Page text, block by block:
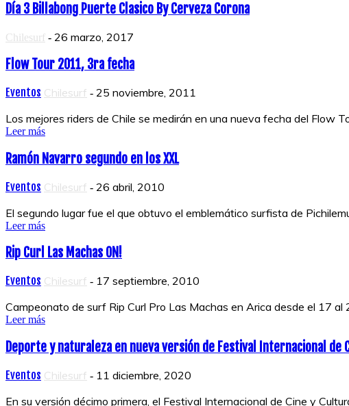
Día 3 Billabong Puerte Clasico By Cerveza Corona
Chilesurf - 26 marzo, 2017
Flow Tour 2011, 3ra fecha
Eventos Chilesurf - 25 noviembre, 2011
Los mejores riders de Chile se medirán en una nueva fecha del Flow
Leer más
Ramón Navarro segundo en los XXL
Eventos Chilesurf - 26 abril, 2010
El segundo lugar fue el que obtuvo el emblemático surfista de
Leer más
Rip Curl Las Machas ON!
Eventos Chilesurf - 17 septiembre, 2010
Campeonato de surf Rip Curl Pro Las Machas en Arica desde el 17
Leer más
Deporte y naturaleza en nueva versión de Festival Internacional de
Eventos Chilesurf - 11 diciembre, 2020
En su versión décimo primera, el Festival Internacional de Cine y